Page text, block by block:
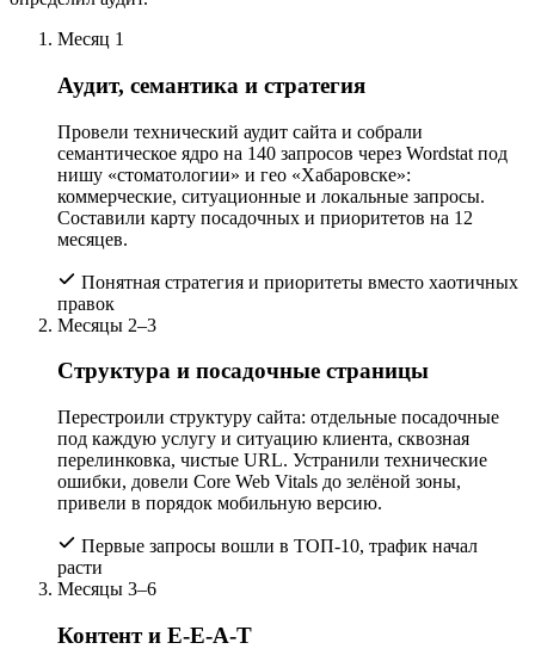
Месяц 1
Аудит, семантика и стратегия
Провели технический аудит сайта и собрали
семантическое ядро на 140 запросов через Wordstat под
нишу «стоматологии» и гео «Хабаровске»:
коммерческие, ситуационные и локальные запросы.
Составили карту посадочных и приоритетов на 12
месяцев.
Понятная стратегия и приоритеты вместо хаотичных
правок
Месяцы 2–3
Структура и посадочные страницы
Перестроили структуру сайта: отдельные посадочные
под каждую услугу и ситуацию клиента, сквозная
перелинковка, чистые URL. Устранили технические
ошибки, довели Core Web Vitals до зелёной зоны,
привели в порядок мобильную версию.
Первые запросы вошли в ТОП-10, трафик начал
расти
Месяцы 3–6
Контент и E-E-A-T